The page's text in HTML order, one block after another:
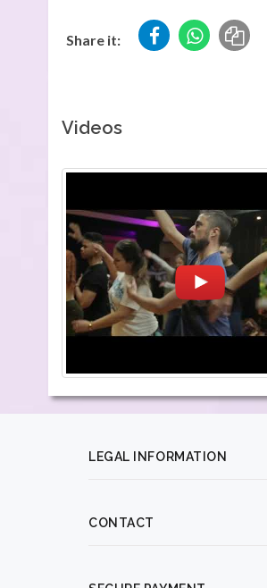
Share it:
Videos
LEGAL INFORMATION
CONTACT